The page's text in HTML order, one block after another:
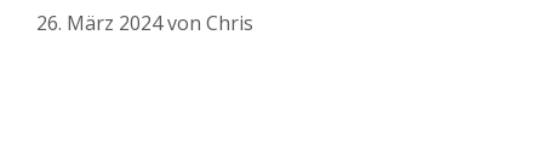
26. März 2024von Chris